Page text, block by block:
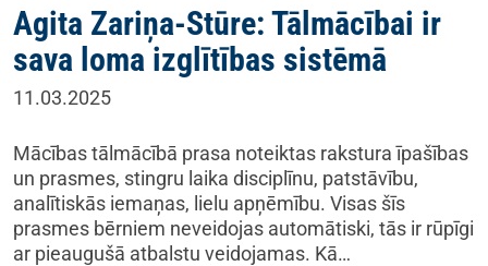
Agita Zariņa-Stūre: Tālmācībai ir
sava loma izglītības sistēmā
11.03.2025
Mācības tālmācībā prasa noteiktas rakstura īpašības
un prasmes, stingru laika disciplīnu, patstāvību,
analītiskās iemaņas, lielu apņēmību. Visas šīs
prasmes bērniem neveidojas automātiski, tās ir rūpīgi
ar pieaugušā atbalstu veidojamas. Kā…